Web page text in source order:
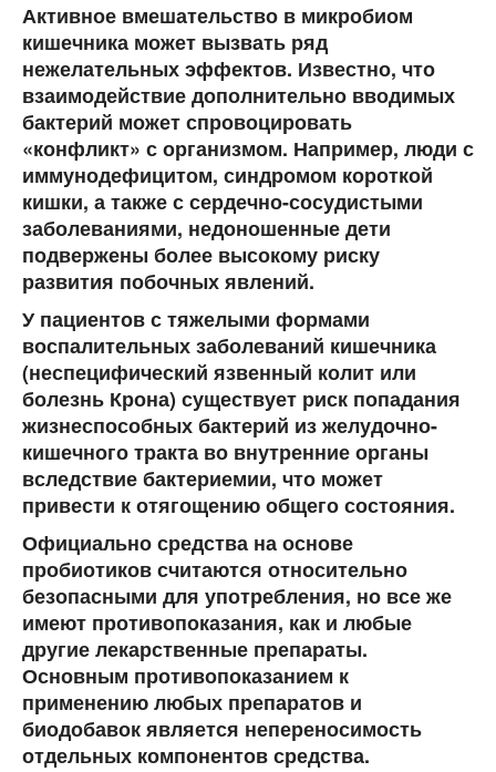
Активное вмешательство в микробиом
кишечника может вызвать ряд
нежелательных эффектов. Известно, что
взаимодействие дополнительно вводимых
бактерий может спровоцировать
«конфликт» с организмом. Например, люди с
иммунодефицитом, синдромом короткой
кишки, а также с сердечно-сосудистыми
заболеваниями, недоношенные дети
подвержены более высокому риску
развития побочных явлений.
У пациентов с тяжелыми формами
воспалительных заболеваний кишечника
(неспецифический язвенный колит или
болезнь Крона) существует риск попадания
жизнеспособных бактерий из желудочно-
кишечного тракта во внутренние органы
вследствие бактериемии, что может
привести к отягощению общего состояния.
Официально средства на основе
пробиотиков считаются относительно
безопасными для употребления, но все же
имеют противопоказания, как и любые
другие лекарственные препараты.
Основным противопоказанием к
применению любых препаратов и
биодобавок является непереносимость
отдельных компонентов средства.